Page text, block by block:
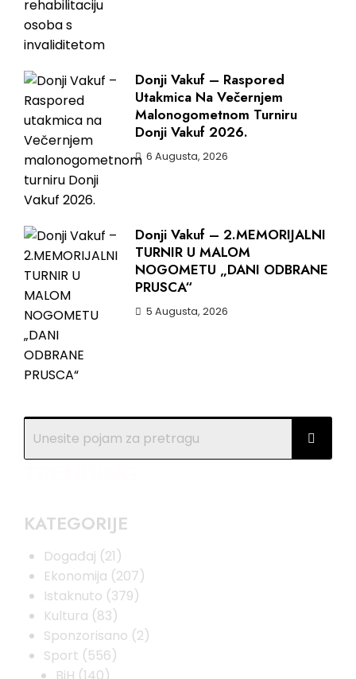
Donji Vakuf – Raspored
Utakmica Na Večernjem
Malonogometnom Turniru
Donji Vakuf 2026.
6 Augusta, 2026
Donji Vakuf – 2.MEMORIJALNI
TURNIR U MALOM
NOGOMETU „DANI ODBRANE
PRUSCA“
5 Augusta, 2026
KATEGORIJE
Događaj (21)
Ekonomija (207)
Istaknuto (379)
Kultura (83)
Sponzorisano (2)
Sport (556)
BiH (140)